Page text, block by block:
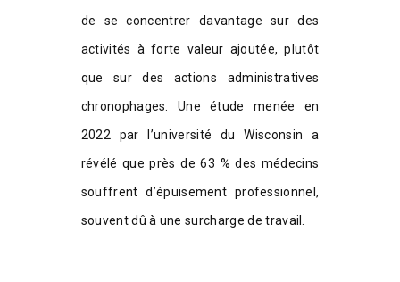
de se concentrer davantage sur des
activités à forte valeur ajoutée, plutôt
que sur des actions administratives
chronophages. Une étude menée en
2022 par l’université du Wisconsin a
révélé que près de 63 % des médecins
souffrent d’épuisement professionnel,
souvent dû à une surcharge de travail.